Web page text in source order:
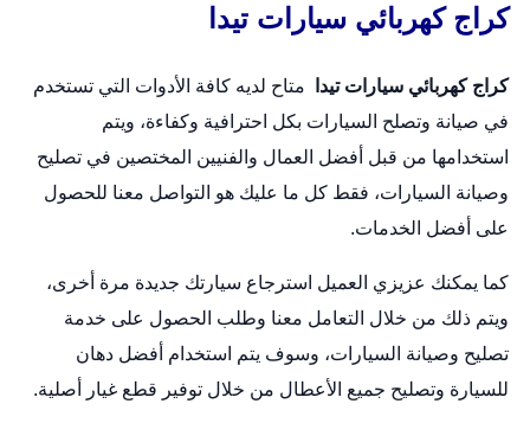
كراج كهربائي سيارات تيدا
كراج كهربائي سيارات تيدا
متاح لديه كافة الأدوات التي تستخدم
في صيانة وتصلح السيارات بكل احترافية وكفاءة، ويتم
استخدامها من قبل أفضل العمال والفنيين المختصين في تصليح
وصيانة السيارات، فقط كل ما عليك هو التواصل معنا للحصول
على أفضل الخدمات.
كما يمكنك عزيزي العميل استرجاع سيارتك جديدة مرة أخرى،
ويتم ذلك من خلال التعامل معنا وطلب الحصول على خدمة
تصليح وصيانة السيارات، وسوف يتم استخدام أفضل دهان
للسيارة وتصليح جميع الأعطال من خلال توفير قطع غيار أصلية.